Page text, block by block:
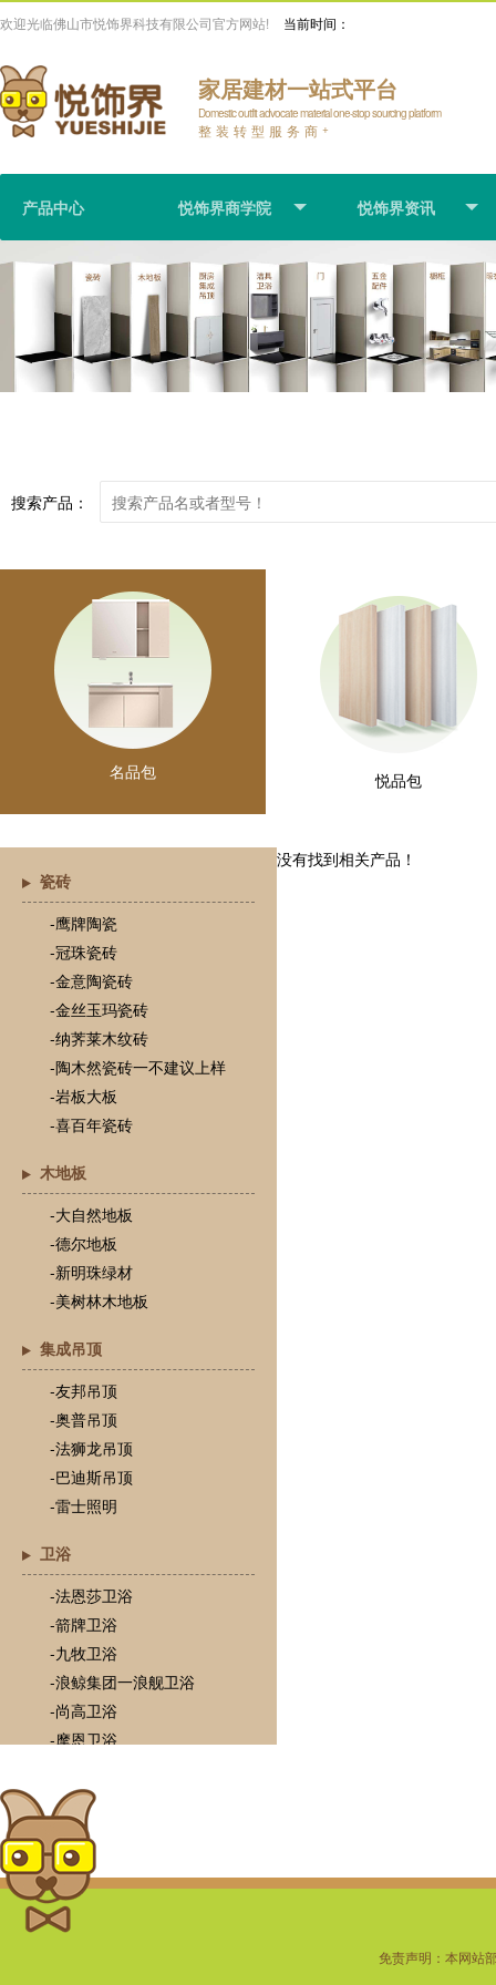
欢迎光临佛山市悦饰界科技有限公司官方网站! 当前时间：
家居建材一站式平台
Domestic outfit advocate material one-stop sourcing platform
整装转型服务商 +
产品中心 悦饰界商学院 悦饰界资讯
搜索产品：
名品包 悦品包
瓷砖
-鹰牌陶瓷
-冠珠瓷砖
-金意陶瓷砖
-金丝玉玛瓷砖
-纳荠莱木纹砖
-陶木然瓷砖一不建议上样
-岩板大板
-喜百年瓷砖
木地板
-大自然地板
-德尔地板
-新明珠绿材
-美树林木地板
集成吊顶
-友邦吊顶
-奥普吊顶
-法狮龙吊顶
-巴迪斯吊顶
-雷士照明
卫浴
-法恩莎卫浴
-箭牌卫浴
-九牧卫浴
-浪鲸集团一浪舰卫浴
-尚高卫浴
-摩恩卫浴
-心海伽蓝
-瓦兰庭浴室柜
门
-欧铂尼木门
没有找到相关产品！
免责声明：本网站